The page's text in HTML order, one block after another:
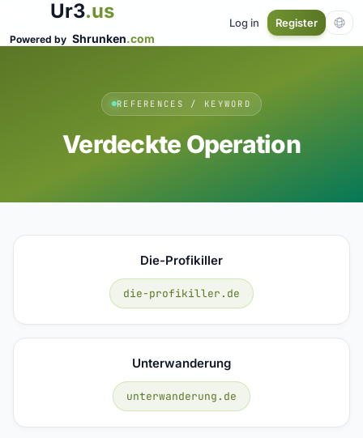
Ur3.us
Powered by Shrunken.com
Log in Register
REFERENCES / KEYWORD
Verdeckte Operation
Die-Profikiller
die-profikiller.de
Unterwanderung
unterwanderung.de